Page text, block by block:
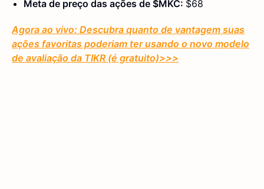
Meta de preço das ações de $MKC: $68
Agora ao vivo: Descubra quanto de vantagem suas
ações favoritas poderiam ter usando o novo modelo
de avaliação da TIKR (é gratuito)>>>